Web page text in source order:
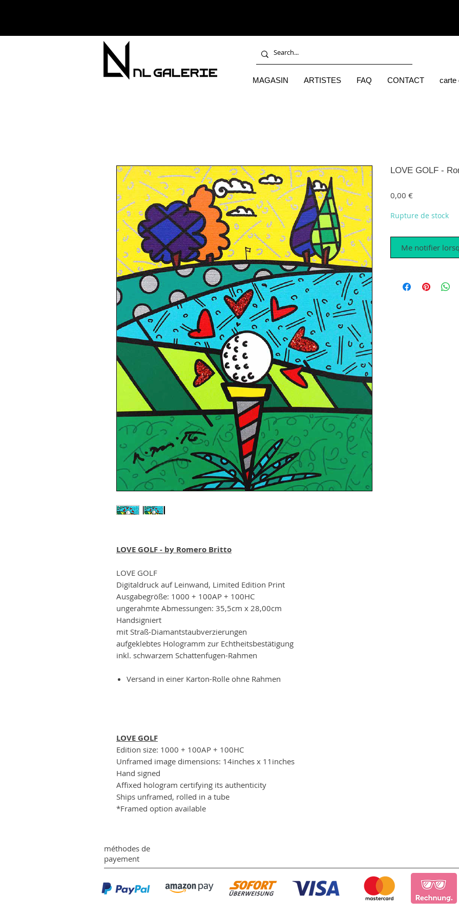
MAGASIN ARTISTES FAQ CONTACT carte
LOVE GOLF - by Romero Britto
LOVE GOLF
Digitaldruck auf Leinwand, Limited Edition Print
Ausgabegröße: 1000 + 100AP + 100HC
ungerahmte Abmessungen: 35,5cm x 28,00cm
Handsigniert
mit Straß-Diamantstaubverzierungen
aufgeklebtes Hologramm zur Echtheitsbestätigung
inkl. schwarzem Schattenfugen-Rahmen
Versand in einer Karton-Rolle ohne Rahmen
LOVE GOLF
Edition size: 1000 + 100AP + 100HC
Unframed image dimensions: 14inches x 11inches
Hand signed
Affixed hologram certifying its authenticity
Ships unframed, rolled in a tube
*Framed option available
LOVE GOLF -
0,00 €Prix
Rupture de stock
Me notifier
méthodes de
payement